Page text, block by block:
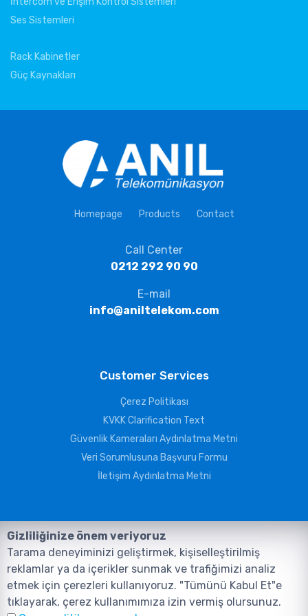
Ses Sistemleri
Rack Kabinetler
Güç Kaynakları
Homepage Products Contact
Call Center
0212 292 90 90
E-mail
info@aniltelekom.com
Customer Services
Çerez Politikası
KVKK Clarification Text
Güvenlik Kameraları Aydınlatma Metni
Veri Sorumlusuna Başvuru Formu
İletişim Aydınlatma Metni
©2026, Tüm Hakları ANIL TELEKOMÜNİKASYON GÜVENLİK VE BİLİŞİM
Gizliliğinize önem veriyoruz
Tarama deneyiminizi geliştirmek, kişiselleştirilmiş
reklamlar ya da içerikler sunmak ve trafiğimizi analiz
etmek için çerezleri kullanıyoruz. "Tümünü Kabul Et"e
tıklayarak, çerez kullanımımıza izin vermiş olursunuz.